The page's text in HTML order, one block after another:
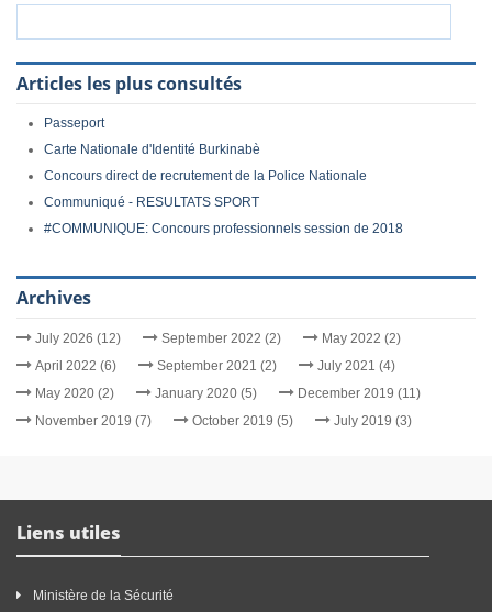
Articles les plus consultés
Passeport
Carte Nationale d'Identité Burkinabè
Concours direct de recrutement de la Police Nationale
Communiqué - RESULTATS SPORT
#COMMUNIQUE: Concours professionnels session de 2018
Archives
July 2026 (12) September 2022 (2)
May 2022 (2)
April 2022 (6)
September 2021 (2)
July 2021 (4)
May 2020 (2)
January 2020 (5)
December 2019 (11)
November 2019 (7)
October 2019 (5) July 2019 (3)
Liens utiles
Ministère de la Sécurité